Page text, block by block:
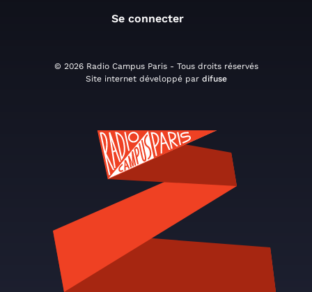
Se connecter
© 2026 Radio Campus Paris - Tous droits réservés
Site internet développé par difuse